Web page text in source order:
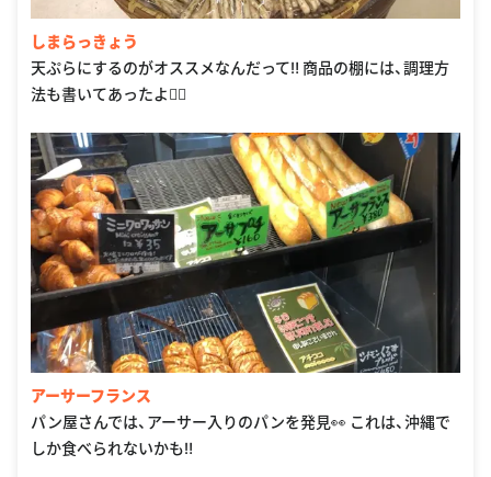
しまらっきょう
天ぷらにするのがオススメなんだって‼️ 商品の棚には、調理方
法も書いてあったよ🙆‍♀️
アーサーフランス
パン屋さんでは、アーサー入りのパンを発見👀 これは、沖縄で
しか食べられないかも‼️